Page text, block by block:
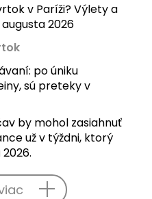
v Paríži? Výlety a
2026
po úniku
sú preteky v
by mohol zasiahnuť
už v týždni, ktorý